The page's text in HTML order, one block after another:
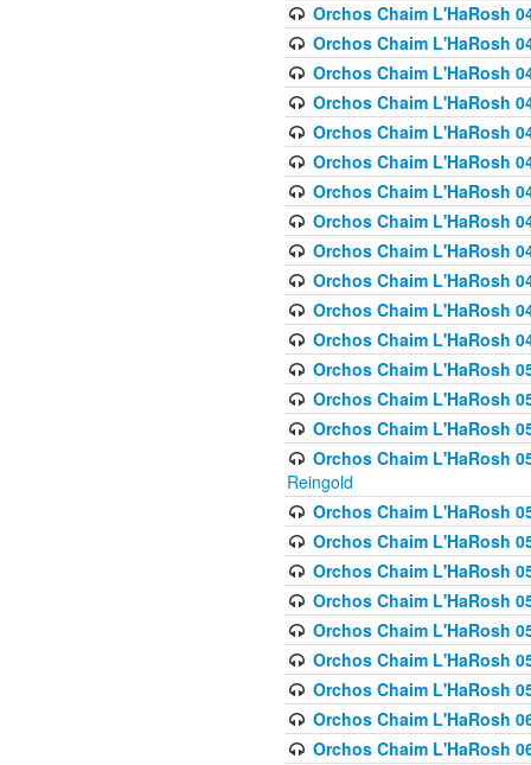
Orchos Chaim L'HaRosh
Orchos Chaim L'HaRosh
Orchos Chaim L'HaRosh
Orchos Chaim L'HaRosh
Orchos Chaim L'HaRosh
Orchos Chaim L'HaRosh
Orchos Chaim L'HaRosh
Orchos Chaim L'HaRosh
Orchos Chaim L'HaRosh
Orchos Chaim L'HaRosh
Orchos Chaim L'HaRosh
Orchos Chaim L'HaRosh
Orchos Chaim L'HaRosh
Orchos Chaim L'HaRosh
Orchos Chaim L'HaRosh
Orchos Chaim L'HaRosh
Reingold
Orchos Chaim L'HaRosh
Orchos Chaim L'HaRosh
Orchos Chaim L'HaRosh
Orchos Chaim L'HaRosh
Orchos Chaim L'HaRosh
Orchos Chaim L'HaRosh
Orchos Chaim L'HaRosh
Orchos Chaim L'HaRosh
Orchos Chaim L'HaRosh